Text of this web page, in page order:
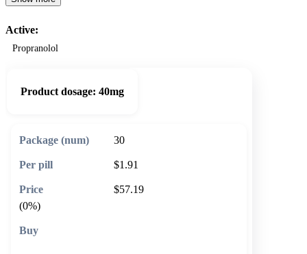
Active:
Propranolol
Product dosage: 40mg
30
$1.91
$57.19
(0%)